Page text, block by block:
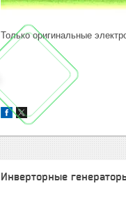
Только оригинальные
Инверторные